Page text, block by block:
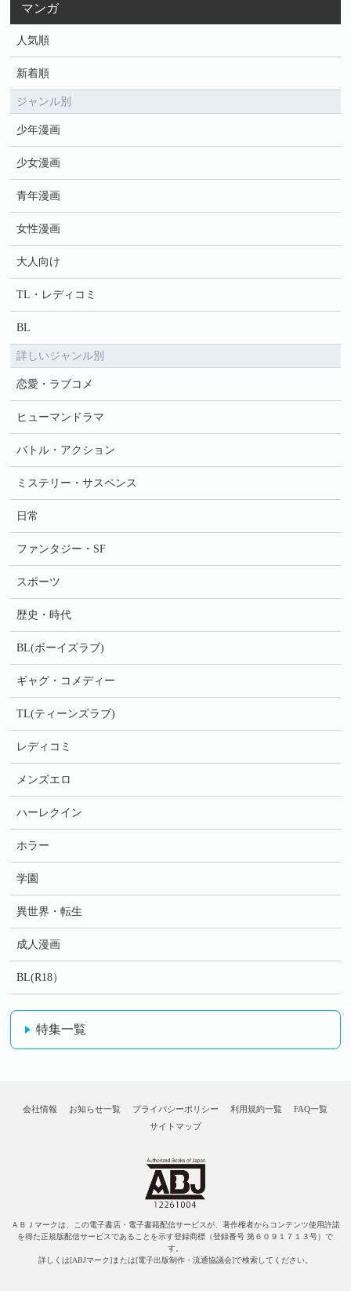
マンガ
人気順
新着順
ジャンル別
少年漫画
少女漫画
青年漫画
女性漫画
大人向け
TL・レディコミ
BL
詳しいジャンル別
恋愛・ラブコメ
ヒューマンドラマ
バトル・アクション
ミステリー・サスペンス
日常
ファンタジー・SF
スポーツ
歴史・時代
BL(ボーイズラブ)
ギャグ・コメディー
TL(ティーンズラブ)
レディコミ
メンズエロ
ハーレクイン
ホラー
学園
異世界・転生
成人漫画
BL(R18）
特集一覧
会社情報 お知らせ一覧 プライバシーポリシー 利用規約一覧
FAQ一覧
サイトマップ
ＡＢＪマークは、この電子書店・電子書籍配信サービスが、著作権者からコンテンツ使用許諾
を得た正規版配信サービスであることを示す登録商標（登録番号 第６０９１７１３号）で
す。
詳しくは[ABJマーク]または[電子出版制作・流通協議会]で検索してください。